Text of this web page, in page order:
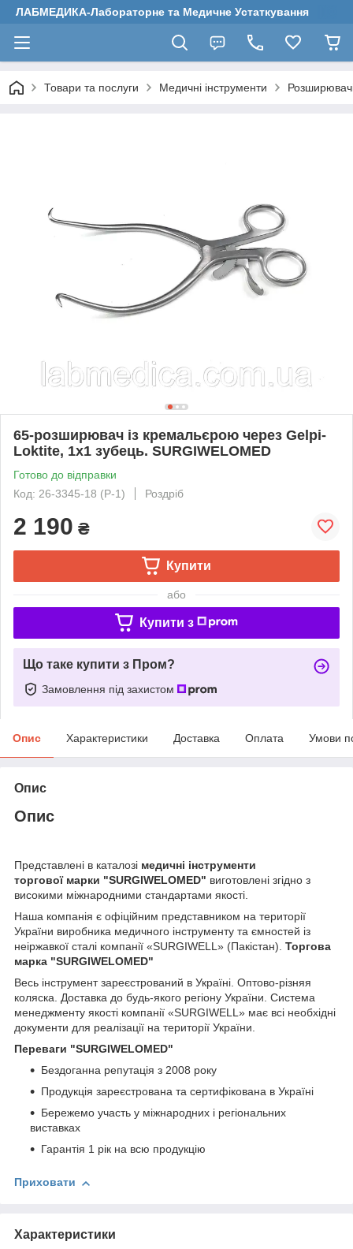
ЛАБМЕДИКА-Лабораторне та Медичне Устаткування
Товари та послуги Медичні інструменти
65-розширювач із кремальєрою через Gelpi-
Loktite, 1х1 зубець. SURGIWELOMED
Готово до відправки
Код: 26-3345-18 (Р-1)
Роздріб
2 190 ₴
Купити
або
Купити з
Що таке купити з Пром?
Замовлення під захистом
Опис Характеристики Доставка Оплата Умови
Опис
Опис
Представлені в каталозі медичні інструменти
торгової марки "SURGIWELOMED" виготовлені згідно з
високими міжнародними стандартами якості.
Наша компанія є офіційним представником на території
України виробника медичного інструменту та ємностей із
неіржавкої сталі компанії «SURGIWELL» (Пакістан). Торгова
марка "SURGIWELOMED"
Весь інструмент зареєстрований в Україні. Оптово-різняя
коляска. Доставка до будь-якого регіону України. Система
менеджменту якості компанії «SURGIWELL» має всі необхідні
документи для реалізації на території України.
Переваги "SURGIWELOMED"
Бездоганна репутація з 2008 року
Продукція зареєстрована та сертифікована в Україні
Бережемо участь у міжнародних і регіональних
виставках
Гарантія 1 рік на всю продукцію
Приховати
Характеристики